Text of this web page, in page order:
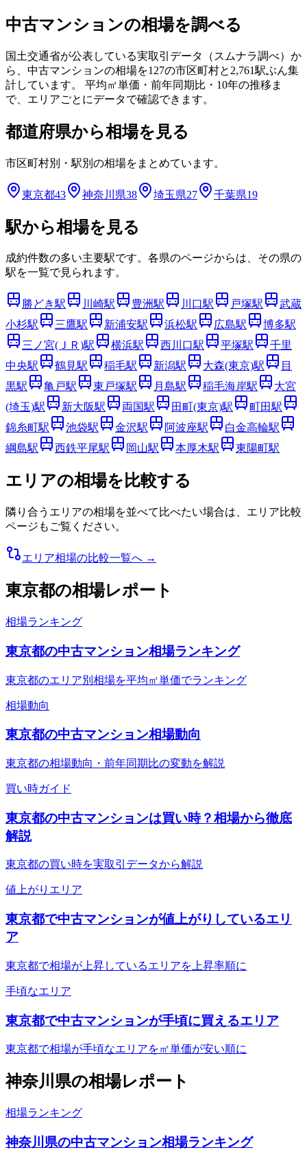
中古マンションの相場を調べる
国土交通省が公表している実取引データ（スムナラ調べ）か
ら、中古マンションの相場を127の市区町村と 2,761駅ぶん集
計しています。 平均㎡単価・前年同期比・10年の推移ま
で、エリアごとにデータで確認できます。
都道府県から相場を見る
市区町村別・駅別の相場をまとめています。
東京都43 神奈川県38 埼玉県27 千葉県19
駅から相場を見る
成約件数の多い主要駅です。各県のページからは、その県の
駅を一覧で見られます。
勝どき駅 川崎駅 豊洲駅 川口駅 戸塚駅
武蔵
小杉駅 三鷹駅 新浦安駅 浜松駅 広島駅 博多駅
三ノ宮(ＪＲ)駅 横浜駅 西川口駅 平塚駅
千里
中央駅 鶴見駅 稲毛駅 新潟駅 大森(東京)駅
目
黒駅 亀戸駅 東戸塚駅 月島駅 稲毛海岸駅
大宮
(埼玉)駅 新大阪駅 両国駅 田町(東京)駅 町田駅
錦糸町駅 池袋駅 金沢駅 阿波座駅 白金高輪駅
綱島駅 西鉄平尾駅 岡山駅 本厚木駅 東陽町駅
エリアの相場を比較する
隣り合うエリアの相場を並べて比べたい場合は、エリア比較
ページもご覧ください。
エリア相場の比較一覧へ →
東京都の相場レポート
相場ランキング
東京都の中古マンション相場ランキング
東京都のエリア別相場を平均㎡単価でランキング
相場動向
東京都の中古マンション相場動向
東京都の相場動向・前年同期比の変動を解説
買い時ガイド
東京都の中古マンションは買い時？相場から徹底
解説
東京都の買い時を実取引データから解説
値上がりエリア
東京都で中古マンションが値上がりしているエリ
ア
東京都で相場が上昇しているエリアを上昇率順に
手頃なエリア
東京都で中古マンションが手頃に買えるエリア
東京都で相場が手頃なエリアを㎡単価が安い順に
神奈川県の相場レポート
相場ランキング
神奈川県の中古マンション相場ランキング